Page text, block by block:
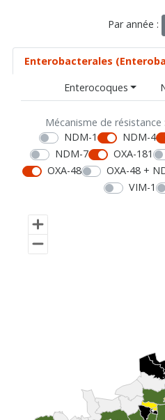
Par année :
Enterobacterales
Enterocoques
Mécanisme de résistance :
NDM-1
NDM-4
NDM-7
OXA-181
OXA-48
OXA-48 +
VIM-1